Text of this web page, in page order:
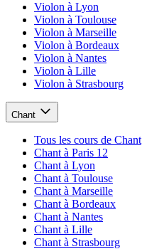
Violon à Lyon
Violon à Toulouse
Violon à Marseille
Violon à Bordeaux
Violon à Nantes
Violon à Lille
Violon à Strasbourg
Chant
Tous les cours de Chant
Chant à Paris 12
Chant à Lyon
Chant à Toulouse
Chant à Marseille
Chant à Bordeaux
Chant à Nantes
Chant à Lille
Chant à Strasbourg